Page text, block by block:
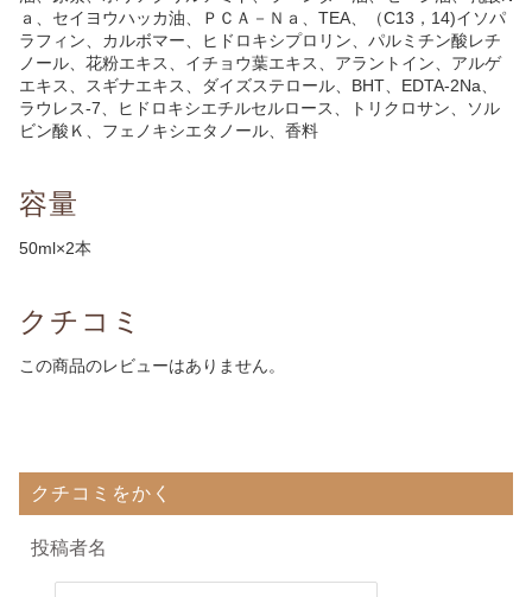
ａ、セイヨウハッカ油、ＰＣＡ－Ｎａ、TEA、（C13，14)イソパ
ラフィン、カルボマー、ヒドロキシプロリン、パルミチン酸レチ
ノール、花粉エキス、イチョウ葉エキス、アラントイン、アルゲ
エキス、スギナエキス、ダイズステロール、BHT、EDTA-2Na、
ラウレス-7、ヒドロキシエチルセルロース、トリクロサン、ソル
ビン酸Ｋ、フェノキシエタノール、香料
容量
50ml×2本
クチコミ
この商品のレビューはありません。
クチコミをかく
投稿者名